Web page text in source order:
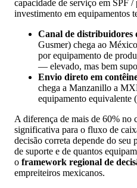
capacidade de serviço em SPF
investimento em equipamentos
Canal de distribuidores
Gusmer) chega ao
por equipamento de
— elevado, mas bem
Envio direto em
chega a Manzanillo a
equipamento
A diferença de mais de 60% no
significativa para o fluxo de
decisão correta depende do
de suporte e de quantos
o framework regional de
empreiteiros mexicanos.